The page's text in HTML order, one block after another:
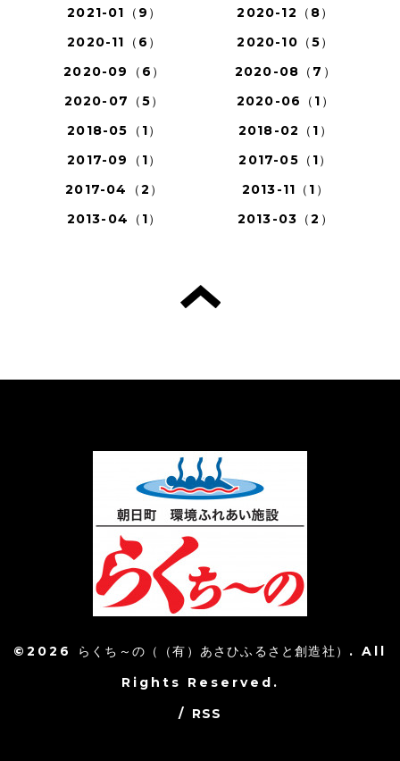
2021-01（9）
2020-12（8）
2020-11（6）
2020-10（5）
2020-09（6）
2020-08（7）
2020-07（5）
2020-06（1）
2018-05（1）
2018-02（1）
2017-09（1）
2017-05（1）
2017-04（2）
2013-11（1）
2013-04（1）
2013-03（2）
©2026 らくち～の（（有）あさひふるさと創造社） . All
Rights Reserved.
/ RSS